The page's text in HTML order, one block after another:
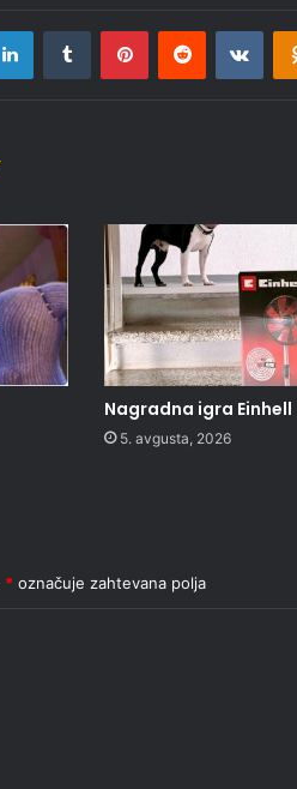
LinkedInTumblr PinterestReddit
Nagradna igra Einhell
5. avgusta, 2026
* označuje zahtevana polja